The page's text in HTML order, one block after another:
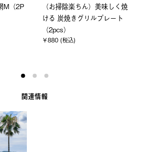
M（2P
（お掃除楽ちん）美味しく焼
ける 炭焼きグリルプレート
（2pcs）
￥880 (税込)
関連情報